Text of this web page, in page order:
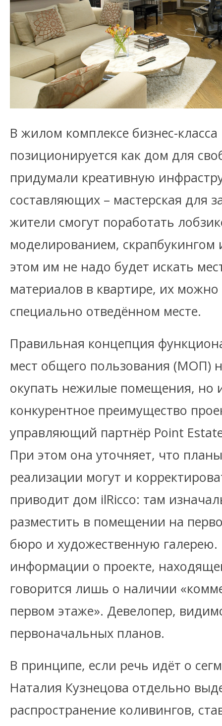
В жилом комплексе бизнес-
позиционируется как дом для
придумали креативную
составляющих – мастерская для
жители смогут поработать
моделированием,
этом им не надо будет искать
материалов в квартире, их можно
специально отведённом месте.
Правильная концепция
мест общего пользования (МОП)
окупать нежилые помещения, но
конкурентное преимущество
управляющий партнёр Point
При этом она уточняет, что
реализации могут и
приводит дом ilRicco: там
разместить в помещении на
бюро и художественную галерею.
информации о проекте,
говорится лишь о наличии
первом этаже». Девелопер,
первоначальных планов.
В принципе, если речь идёт о
Наталия Кузнецова отдельно
распространение коливингов,